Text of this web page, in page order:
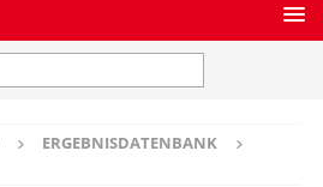
ERGEBNISDATENBANK